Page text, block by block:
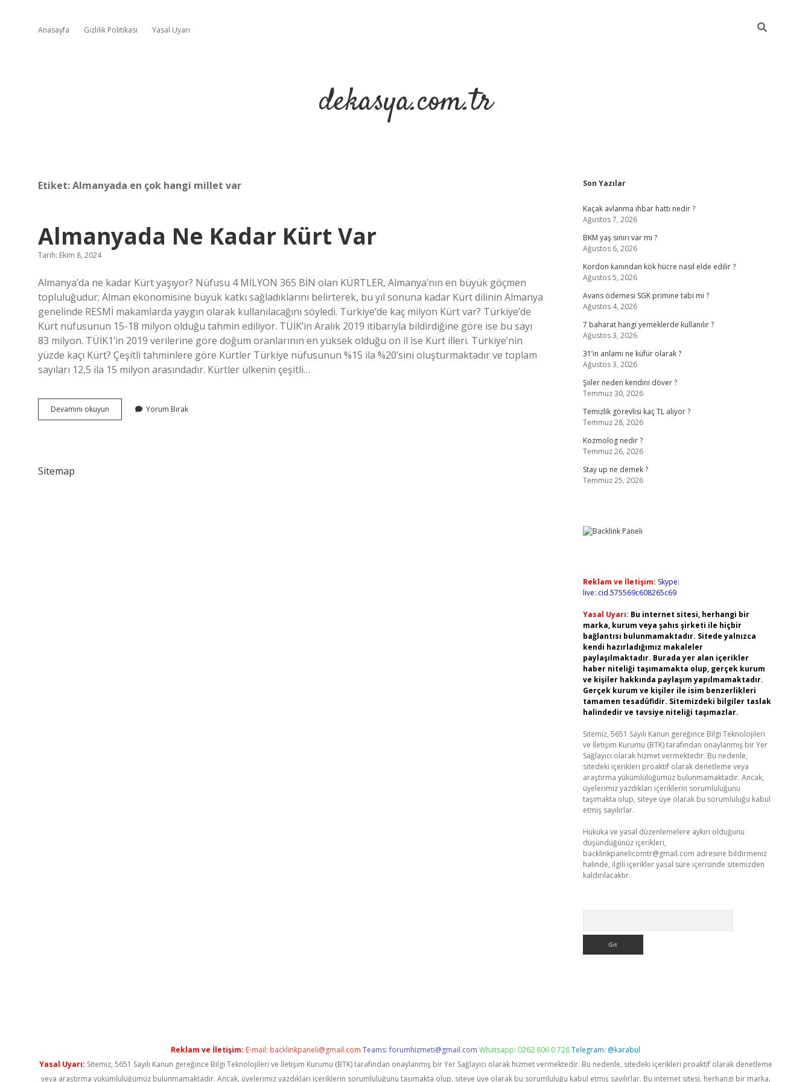
Anasayfa Gizlilik Politikası Yasal Uyarı
dekasya.com.tr
Etiket:Almanyada en çok hangi millet var
Almanyada Ne Kadar Kürt Var
Tarih: Ekim 8, 2024
Almanya’da ne kadar Kürt yaşıyor? Nüfusu 4 MİLYON 365 BİN olan KÜRTLER, Almanya’nın en büyük göçmen
topluluğudur; Alman ekonomisine büyük katkı sağladıklarını belirterek, bu yıl sonuna kadar Kürt dilinin Almanya
genelinde RESMİ makamlarda yaygın olarak kullanılacağını söyledi. Türkiye’de kaç milyon Kürt var? Türkiye’de
Kürt nüfusunun 15-18 milyon olduğu tahmin ediliyor. TÜİK’in Aralık 2019 itibarıyla bildirdiğine göre ise bu sayı
83 milyon. TÜİK1’in 2019 verilerine göre doğum oranlarının en yüksek olduğu on il ise Kürt illeri. Türkiye’nin
yüzde kaçı Kürt? Çeşitli tahminlere göre Kürtler Türkiye nüfusunun %15 ila %20’sini oluşturmaktadır ve toplam
sayıları 12,5 ila 15 milyon arasındadır. Kürtler ülkenin çeşitli…
Devamını okuyun Almanyada
Ne
Yorum Bırak
Sitemap
Sidebar
Son Yazılar
Kaçak avlanma ihbar hattı nedir ?
Ağustos 7, 2026
BKM yaş sınırı var mı ?
Ağustos 6, 2026
Kordon kanından kök hücre nasıl elde edilir ?
Ağustos 5, 2026
Avans ödemesi SGK primine tabi mi ?
Ağustos 4, 2026
7 baharat hangi yemeklerde kullanılır ?
Ağustos 3, 2026
31’in anlamı ne küfür olarak ?
Ağustos 3, 2026
Şiiler neden kendini döver ?
Temmuz 30, 2026
Temizlik görevlisi kaç TL alıyor ?
Temmuz 28, 2026
Kozmolog nedir ?
Temmuz 26, 2026
Stay up ne demek ?
Temmuz 25, 2026
Reklam ve İletişim: Skype:
live:.cid.575569c608265c69
Yasal Uyarı: Bu internet sitesi, herhangi bir
marka, kurum veya şahıs şirketi ile hiçbir
bağlantısı bulunmamaktadır. Sitede yalnızca
kendi hazırladığımız makaleler
paylaşılmaktadır. Burada yer alan içerikler
haber niteliği taşımamakta olup, gerçek kurum
ve kişiler hakkında paylaşım yapılmamaktadır.
Gerçek kurum ve kişiler ile isim benzerlikleri
tamamen tesadüfidir. Sitemizdeki bilgiler taslak
halindedir ve tavsiye niteliği taşımazlar.
Sitemiz, 5651 Sayılı Kanun gereğince Bilgi Teknolojileri
ve İletişim Kurumu (BTK) tarafından onaylanmış bir Yer
Sağlayıcı olarak hizmet vermektedir. Bu nedenle,
sitedeki içerikleri proaktif olarak denetleme veya
araştırma yükümlülüğümüz bulunmamaktadır. Ancak,
üyelerimiz yazdıkları içeriklerin sorumluluğunu
taşımakta olup, siteye üye olarak bu sorumluluğu kabul
etmiş sayılırlar.
Hukuka ve yasal düzenlemelere aykırı olduğunu
düşündüğünüz içerikleri,
backlinkpanelicomtr@gmail.com adresine bildirmeniz
halinde, ilgili içerikler yasal süre içerisinde sitemizden
kaldırılacaktır.
betexper giriş
Reklam ve İletişim: E-mail: backlinkpaneli@gmail.com Teams:forumhizmeti@gmail.com Whatsapp: 0262 606 0 726Telegram: @karabul
Yasal Uyarı: Sitemiz, 5651 Sayılı Kanun gereğince Bilgi Teknolojileri ve İletişim Kurumu (BTK) tarafından onaylanmış bir Yer Sağlayıcı olarak hizmet vermektedir. Bu nedenle, sitedeki içerikleri proaktif olarak denetleme
veya araştırma yükümlülüğümüz bulunmamaktadır. Ancak, üyelerimiz yazdıkları içeriklerin sorumluluğunu taşımakta olup, siteye üye olarak bu sorumluluğu kabul etmiş sayılırlar. Bu internet sitesi, herhangi bir marka,